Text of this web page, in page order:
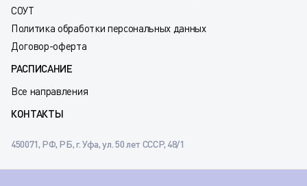
СОУТ
Политика обработки персональных данных
Договор-оферта
РАСПИСАНИЕ
Все направления
КОНТАКТЫ
450071, РФ, РБ, г. Уфа, ул. 50 лет СССР, 48/1